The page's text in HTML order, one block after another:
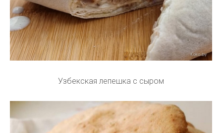
Узбекская лепешка с сыром